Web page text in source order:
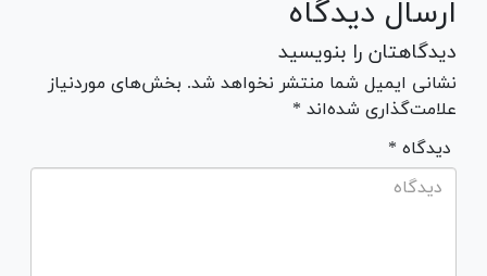
ارسال دیدگاه
دیدگاهتان را بنویسید
نشانی ایمیل شما منتشر نخواهد شد. بخش‌های موردنیاز
علامت‌گذاری شده‌اند *
* دیدگاه